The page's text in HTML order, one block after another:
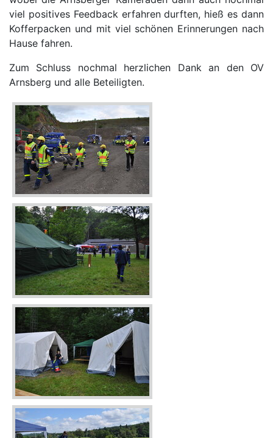
viel positives Feedback erfahren durften, hieß es dann
Kofferpacken und mit viel schönen Erinnerungen nach
Hause fahren.
Zum Schluss nochmal herzlichen Dank an den OV
Arnsberg und alle Beteiligten.